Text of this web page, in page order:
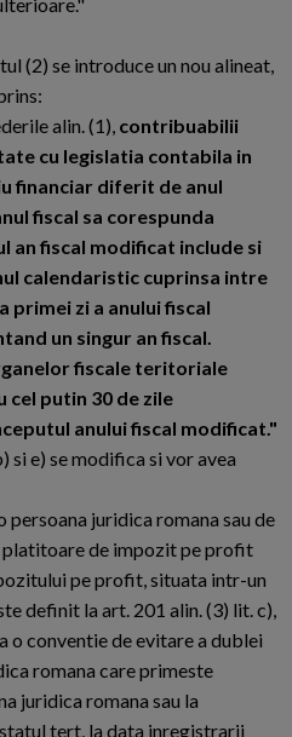
(2) se introduce un nou alineat,
alin. (1), contribuabilii
cu legislatia contabila in
financiar diferit de anul
fiscal sa corespunda
an fiscal modificat include si
calendaristic cuprinsa intre
primei zi a anului fiscal
un singur an fiscal.
fiscale teritoriale
cel putin 30 de zile
anului fiscal modificat."
si e) se modifica si vor avea
persoana juridica romana sau de
platitoare de impozit pe profit
pe profit, situata intr-un
definit la art. 201 alin. (3) lit. c),
o conventie de evitare a dublei
romana care primeste
juridica romana sau la
tert, la data inregistrarii